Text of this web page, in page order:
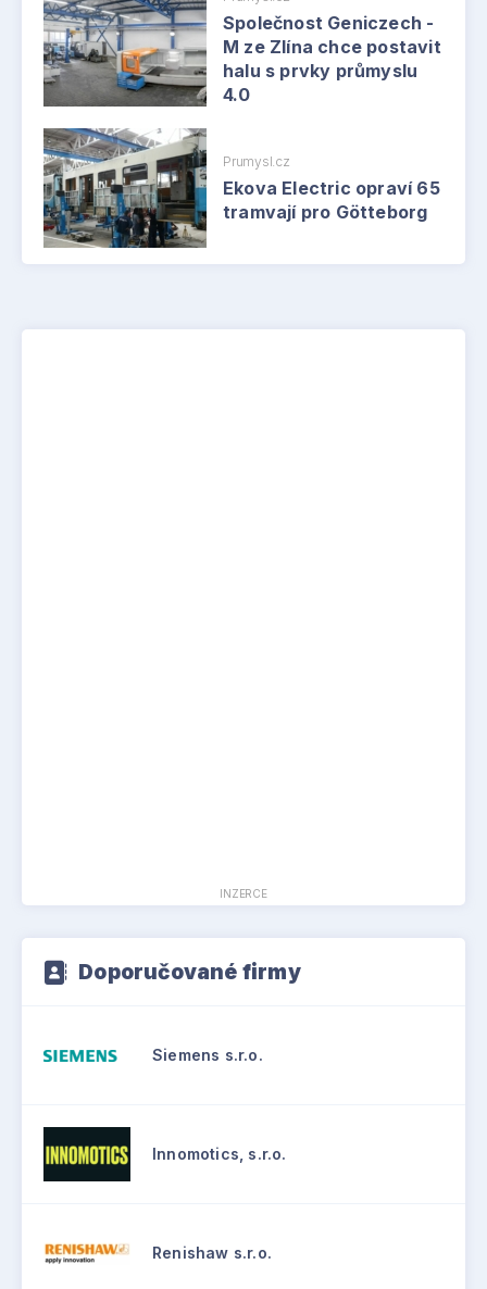
Společnost Geniczech -
M ze Zlína chce postavit
halu s prvky průmyslu
4.0
Prumysl.cz
Ekova Electric opraví 65
tramvají pro Götteborg
INZERCE
Doporučované firmy
Siemens s.r.o.
Innomotics, s.r.o.
Renishaw s.r.o.